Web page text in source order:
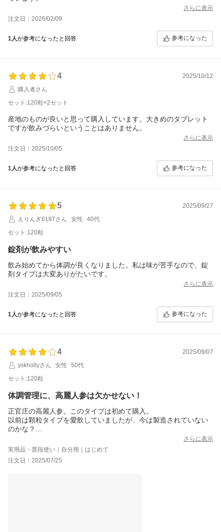
さらに表示
注文日：2026/02/09
1人が参考になったと回答 参考になった
4
2025/10/12
購入者さん
セット:120粒×2セット
産地のものが良いと思って購入しています。大きめのタブレット
ですが飲みづらいということはありません。
さらに表示
注文日：2025/10/05
1人が参考になったと回答 参考になった
5
2025/09/27
えりんぎ6187さん
女性
40代
セット:120粒
錠剤が飲みやすい
飲み始めてから体調が良くなりました。私は味が苦手なので、錠
剤タイプは大変ありがたいです。
さらに表示
注文日：2025/09/05
1人が参考になったと回答 参考になった
4
2025/09/07
yskhollyさん
女性
50代
セット:120粒
体調管理に、高麗人参は欠かせない！
正官庄の高麗人参。このタイプは初めて購入。
以前は顆粒タイプを愛飲していましたが、今は製造されていない
のかな？
錠剤は苦手だけど、粒の大きさ的にギリギリ飲み込めるサイズ。
高麗人参は、飲み続けると体調もよいし、活動的に動けるので、
私の生活には欠かせない相棒です！
さらに表示
実用品・普段使い｜自分用｜はじめて
注文日：2025/07/25